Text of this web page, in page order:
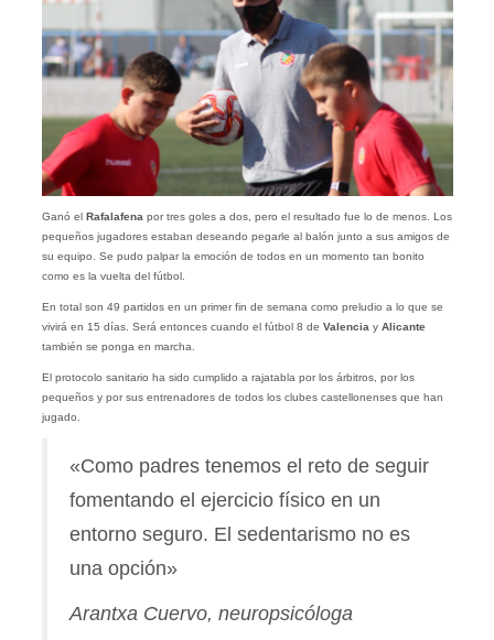
Ganó el Rafalafena por tres goles a dos, pero el resultado fue lo de menos. Los
pequeños jugadores estaban deseando pegarle al balón junto a sus amigos de
su equipo. Se pudo palpar la emoción de todos en un momento tan bonito
como es la vuelta del fútbol.
En total son 49 partidos en un primer fin de semana como preludio a lo que se
vivirá en 15 días. Será entonces cuando el fútbol 8 de Valencia y Alicante
también se ponga en marcha.
El protocolo sanitario ha sido cumplido a rajatabla por los árbitros, por los
pequeños y por sus entrenadores de todos los clubes castellonenses que han
jugado.
«Como padres tenemos el reto de seguir
fomentando el ejercicio físico en un
entorno seguro. El sedentarismo no es
una opción»
Arantxa Cuervo, neuropsicóloga